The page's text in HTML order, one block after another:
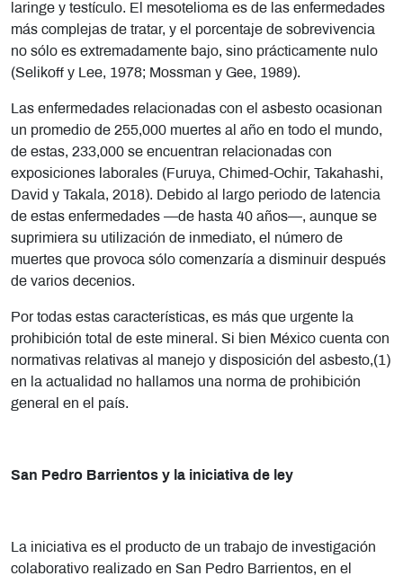
laringe y testículo. El mesotelioma es de las enfermedades
más complejas de tratar, y el porcentaje de sobrevivencia
no sólo es extremadamente bajo, sino prácticamente nulo
(Selikoff y Lee, 1978; Mossman y Gee, 1989).
Las enfermedades relacionadas con el asbesto ocasionan
un promedio de 255,000 muertes al año en todo el mundo,
de estas, 233,000 se encuentran relacionadas con
exposiciones laborales (Furuya, Chimed-Ochir, Takahashi,
David y Takala, 2018). Debido al largo periodo de latencia
de estas enfermedades —de hasta 40 años—, aunque se
suprimiera su utilización de inmediato, el número de
muertes que provoca sólo comenzaría a disminuir después
de varios decenios.
Por todas estas características, es más que urgente la
prohibición total de este mineral. Si bien México cuenta con
normativas relativas al manejo y disposición del asbesto,(1)
en la actualidad no hallamos una norma de prohibición
general en el país.
San Pedro Barrientos y la iniciativa de ley
La iniciativa es el producto de un trabajo de investigación
colaborativo realizado en San Pedro Barrientos, en el